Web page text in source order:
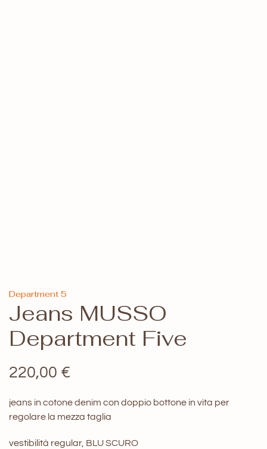
Department 5
Jeans MUSSO
Department Five
220,00 €
jeans in cotone denim con doppio bottone in vita per
regolare la mezza taglia
vestibilità regular, BLU SCURO